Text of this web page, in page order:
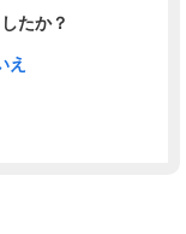
たか？
え